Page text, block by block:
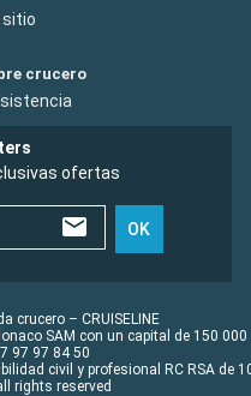
sitio
crucero
ofertas
OK
crucero – CRUISELINE
SAM con un capital de 150 000
97 97 84 50
civil y profesional RC RSA de
rights reserved